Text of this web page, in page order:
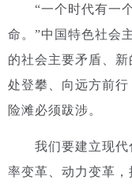
“一个时代有一个
命。”中国特色社会
的社会主要矛盾、
处登攀、向远方前
险滩必须跋涉。
我们要建立现代
率变革、动力变革